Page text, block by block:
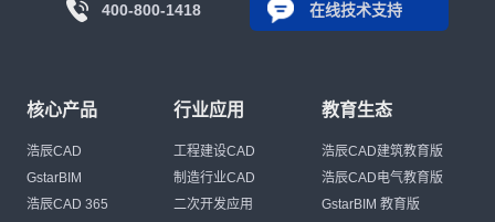
400-800-1418 在线技术支持
核心产品
浩辰CAD
GstarBIM
浩辰CAD 365
行业应用
工程建设CAD
制造行业CAD
二次开发应用
教育生态
浩辰CAD建筑教育版
浩辰CAD电气教育版
GstarBIM 教育版